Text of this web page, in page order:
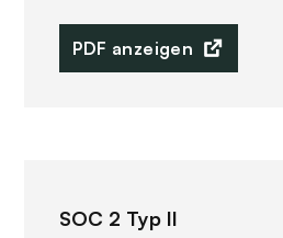
PDF anzeigen
SOC 2 Typ II